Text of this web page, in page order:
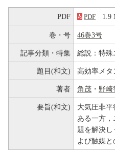
PDF PDF 1.9
巻・号 46巻3号
記事分類・特集 総説：特殊
題目(和文) 高効率メタ
著者 角茂 ・ 野崎
要旨(和文)
大気圧非
ある一方
題を解決
よび触媒と